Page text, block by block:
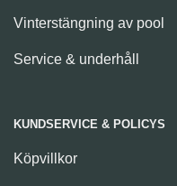
Vinterstängning av pool
Service & underhåll
KUNDSERVICE & POLICYS
Köpvillkor